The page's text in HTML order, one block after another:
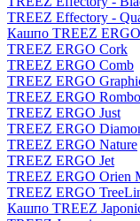
TREEZ Effectory -
Кашпо TREEZ ERGO
TREEZ ERGO Cork
TREEZ ERGO Comb
TREEZ ERGO
TREEZ ERGO Rombo
TREEZ ERGO Just
TREEZ ERGO
TREEZ ERGO Nature
TREEZ ERGO Jet
TREEZ ERGO Orien
TREEZ ERGO
Кашпо TREEZ